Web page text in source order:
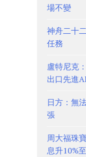
場不變
神舟二十
任務
盧特尼克
出口先進
日方：無
張
周大福珠
息升10%